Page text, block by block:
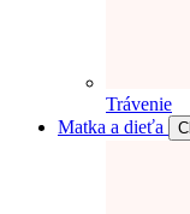
Trávenie
Matka a dieťa